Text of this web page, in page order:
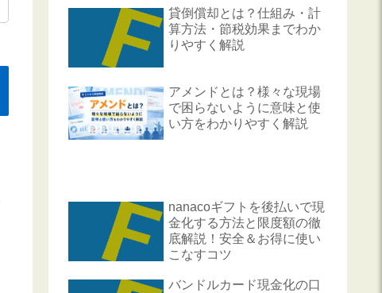
貸倒償却とは？仕組み・計
算方法・節税効果までわか
りやすく解説
アメンドとは？様々な現場
で困らないように意味と使
い方をわかりやすく解説
nanacoギフトを後払いで現
金化する方法と限度額の徹
底解説！安全＆お得に使い
こなすコツ
バンドルカード現金化の口